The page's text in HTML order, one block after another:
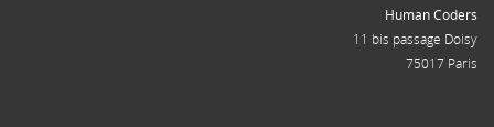
Human Coders
11 bis passage Doisy
75017 Paris